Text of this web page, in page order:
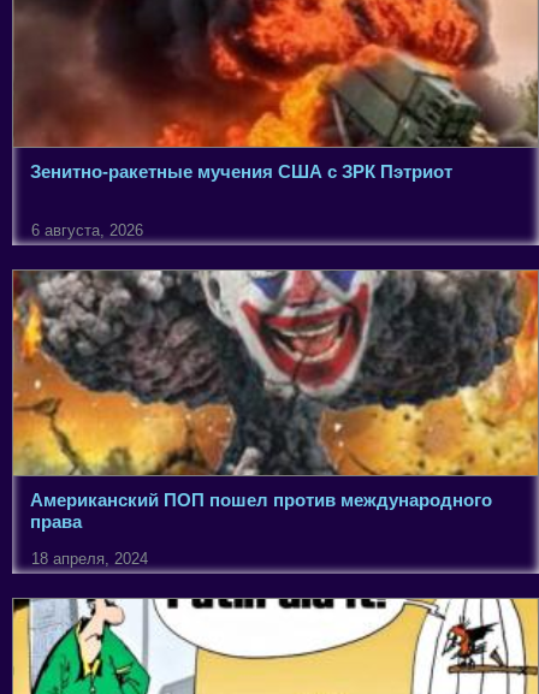
Зенитно-ракетные мучения США с ЗРК Пэтриот
6 августа, 2026
Американский ПОП пошел против международного
права
18 апреля, 2024